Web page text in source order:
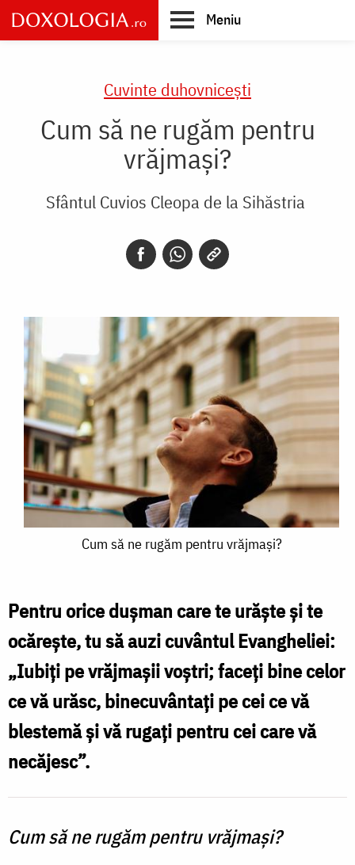
Skip
to
main
Meniu
Cuvinte duhovnicești
Cum să ne rugăm pentru
vrăjmaşi?
Sfântul Cuvios Cleopa de la Sihăstria
rugăm
pentru
vrăjmaşi?
Cum să ne rugăm pentru vrăjmaşi?
Pentru orice duşman care te urăşte şi te
ocăreşte, tu să auzi cuvântul Evangheliei:
„Iubiţi pe vrăjmaşii voştri; faceţi bine celor
ce vă urăsc, binecuvântaţi pe cei ce vă
blestemă şi vă rugaţi pentru cei care vă
necăjesc”.
Cum să ne rugăm pentru vrăjmaşi?